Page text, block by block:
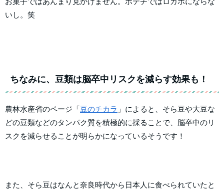
いし。笑
ちなみに、豆類は脳卒中リスクを減らす効果も！
農林水産省のページ「豆のチカラ 」によると、そら豆や大豆な
どの豆類などのタンパク質を積極的に採ることで、脳卒中のリ
スクを減らせることが明らかになっているそうです！
また、そら豆はなんと奈良時代から日本人に食べられていたと